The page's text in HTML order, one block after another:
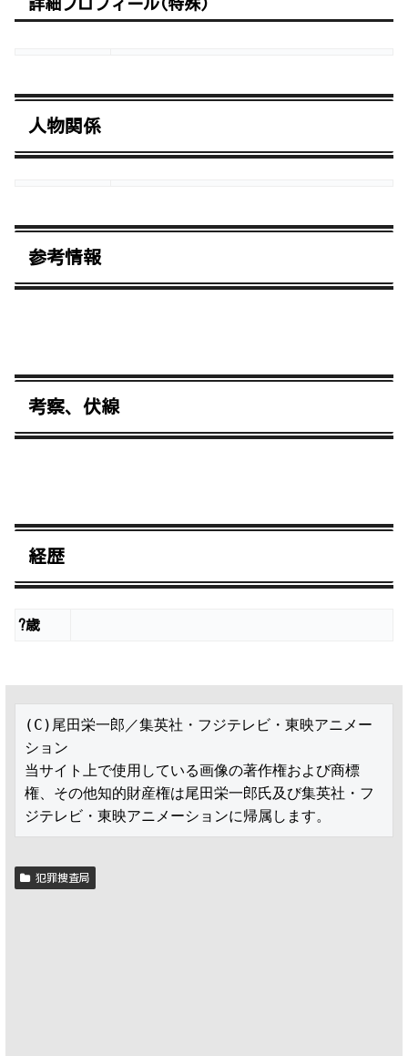
詳細プロフィール(特殊)
人物関係
参考情報
考察、伏線
経歴
?歳
(C)尾田栄一郎／集英社・フジテレビ・東映アニメー
ション
当サイト上で使用している画像の著作権および商標
権、その他知的財産権は尾田栄一郎氏及び集英社・フ
ジテレビ・東映アニメーションに帰属します。
犯罪捜査局